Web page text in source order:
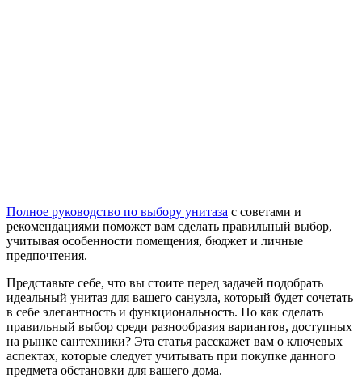
Полное руководство по выбору унитаза с советами и
рекомендациями поможет вам сделать правильный выбор,
учитывая особенности помещения, бюджет и личные
предпочтения.
Представьте себе, что вы стоите перед задачей подобрать
идеальный унитаз для вашего санузла, который будет сочетать
в себе элегантность и функциональность. Но как сделать
правильный выбор среди разнообразия вариантов, доступных
на рынке сантехники? Эта статья расскажет вам о ключевых
аспектах, которые следует учитывать при покупке данного
предмета обстановки для вашего дома.